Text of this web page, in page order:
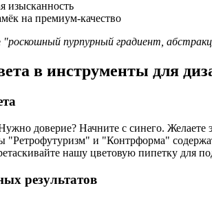
изысканность
на премиум-качество
"роскошный пурпурный градиент,
в инструменты для
доверие? Начните с синего. Желаете
"Ретрофутуризм" и "Контрформа"
нашу цветовую пипетку для
результатов